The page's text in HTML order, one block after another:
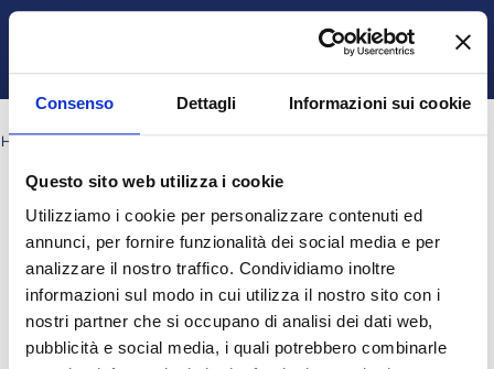
Consenso Dettagli Informazioni sui cookie
Questo sito web utilizza i cookie
Utilizziamo i cookie per personalizzare contenuti ed
annunci, per fornire funzionalità dei social media e per
analizzare il nostro traffico. Condividiamo inoltre
informazioni sul modo in cui utilizza il nostro sito con i
nostri partner che si occupano di analisi dei dati web,
pubblicità e social media, i quali potrebbero combinarle
Vai al contenuto principale
Pannello laterale
Attiva/disattiva input di ricerca
Ospite Login
HOME PAGINE DEL SITO
Blocchi
Blocchi
Blocchi
Blocchi
ch5_q25
Nessun risultato per "ch5_q25"
Ottieni l'app mobile
© 2025 - Universita' degli Studi "Magna Græcia" di Catanzaro-